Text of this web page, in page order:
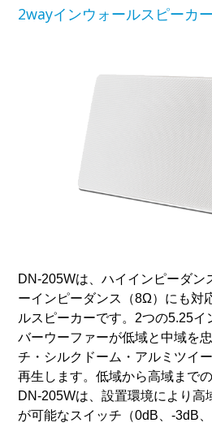
2wayインウォールスピーカー
DN-205Wは、ハイインピーダン
ーインピーダンス（8Ω）にも対
ルスピーカーです。2つの5.25イ
バーウーファーが低域と中域を
チ・シルクドーム・アルミツイ
再生します。低域から高域まで
DN-205Wは、設置環境により高
が可能なスイッチ（0dB、-3dB